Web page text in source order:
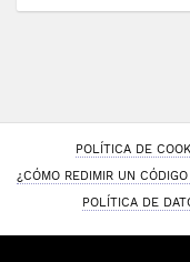
POLÍTICA DE
¿CÓMO REDIMIR UN
POLÍTICA DE